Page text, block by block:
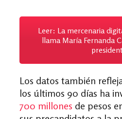
Leer: La mercenaria
llama María Fernanda
Los datos también
los últimos 90 días ha
700 millones de pesos